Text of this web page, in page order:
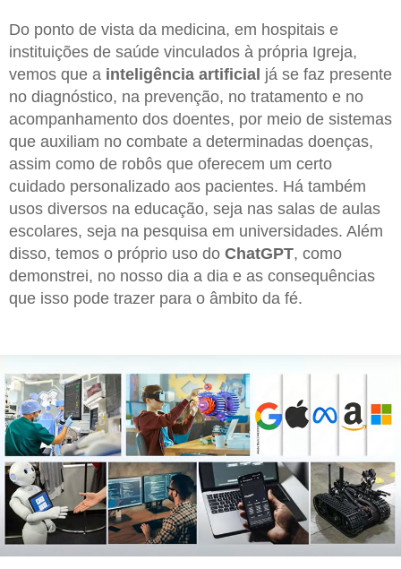
Do ponto de vista da medicina, em hospitais e
instituições de saúde vinculados à própria Igreja,
vemos que a inteligência artificial já se faz presente
no diagnóstico, na prevenção, no tratamento e no
acompanhamento dos doentes, por meio de sistemas
que auxiliam no combate a determinadas doenças,
assim como de robôs que oferecem um certo
cuidado personalizado aos pacientes. Há também
usos diversos na educação, seja nas salas de aulas
escolares, seja na pesquisa em universidades. Além
disso, temos o próprio uso do ChatGPT, como
demonstrei, no nosso dia a dia e as consequências
que isso pode trazer para o âmbito da fé.